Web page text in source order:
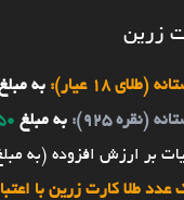
زرین
18 عیار): به
(نقره 925): به مبلغ 50 هزار
طلا کارت زرین با اعتبار تا 70 هزار